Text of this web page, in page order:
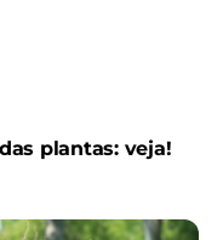
plantas: veja!